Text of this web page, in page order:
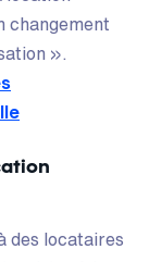
changement
».
des locataires